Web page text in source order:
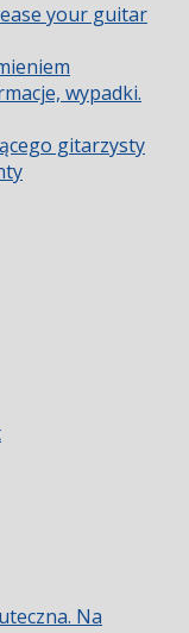
your guitar
wypadki.
gitarzysty
Na